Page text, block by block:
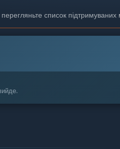
список